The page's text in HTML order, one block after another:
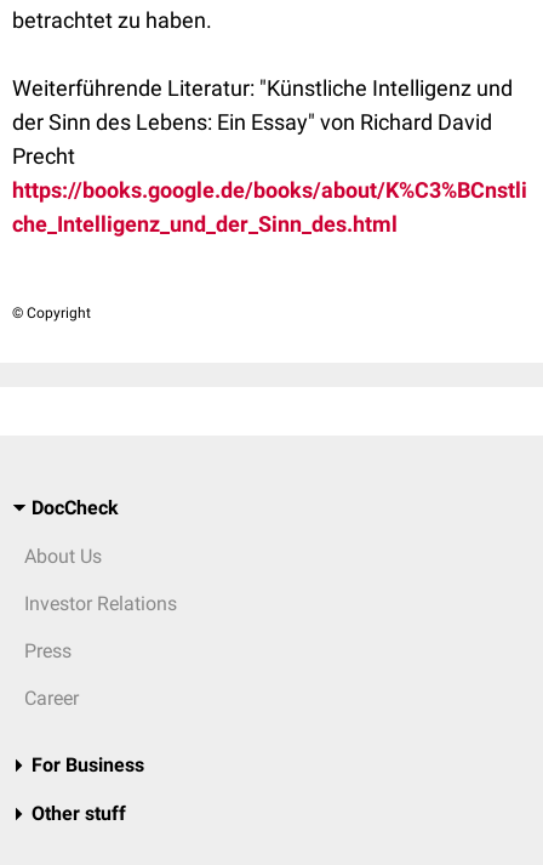
betrachtet zu haben.
Weiterführende Literatur: "Künstliche Intelligenz und
der Sinn des Lebens: Ein Essay" von Richard David
Precht
https://books.google.de/books/about/K%C3%BCnstli
che_Intelligenz_und_der_Sinn_des.html
© Copyright
DocCheck
About Us
Investor Relations
Press
Career
For Business
Other stuff